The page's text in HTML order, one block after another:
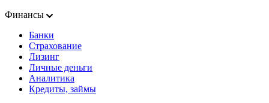
Финансы
Банки
Страхование
Лизинг
Личные деньги
Аналитика
Кредиты, займы